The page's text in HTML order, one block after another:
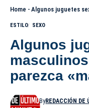
Home - Algunos juguetes
ESTILO SEXO
Algunos
parezca
ByREDACCIÓN DE